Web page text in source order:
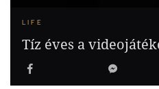
LIFE
Tíz éves a